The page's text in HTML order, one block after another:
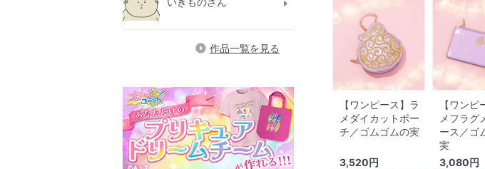
【ワンピース】ラ
メダイカットポー
チ／ゴムゴムの実
3,520円
【ワンピ
メフラグ
ース／ゴ
実
3,080円
作品一覧を見る